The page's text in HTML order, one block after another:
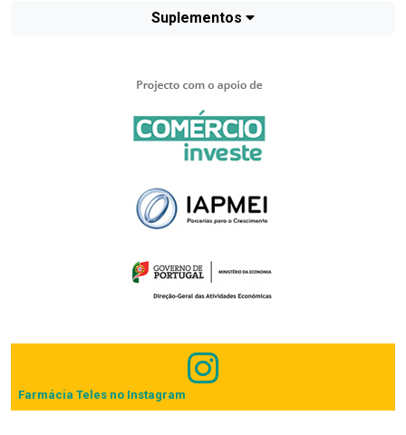
Suplementos
Farmácia Teles no Instagram